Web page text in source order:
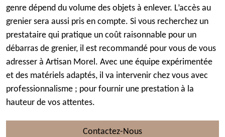
genre dépend du volume des objets à enlever. L’accès au
grenier sera aussi pris en compte. Si vous recherchez un
prestataire qui pratique un coût raisonnable pour un
débarras de grenier, il est recommandé pour vous de vous
adresser à Artisan Morel. Avec une équipe expérimentée
et des matériels adaptés, il va intervenir chez vous avec
professionnalisme ; pour fournir une prestation à la
hauteur de vos attentes.
Contactez-Nous